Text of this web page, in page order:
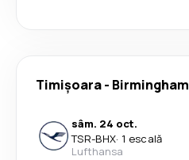
Timișoara- Birmingham
sâm. 24 oct.
TSR-BHX· 1 escală
Lufthansa